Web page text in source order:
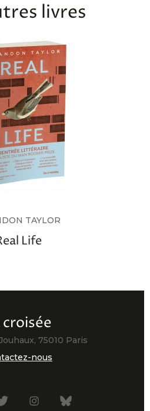
livres
TAYLOR
Life
croisée
75010 Paris
nous
TwitterInstagramBsky